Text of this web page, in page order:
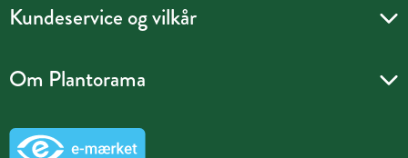
Kundeservice og vilkår
Om Plantorama